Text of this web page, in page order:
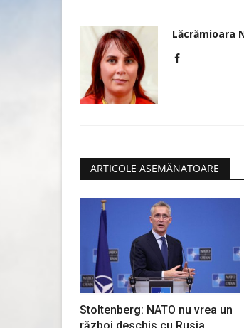
Lăcrămioara
ARTICOLE ASEMĂNATOARE
Stoltenberg: NATO nu vrea un
Actualitate
BEACH,
NIBIRU în fața a...
Lăcrămioara Neațu Iulie 9, 2026
BEACH, PLEASE! 2026 a
90.000 de oameni și a dat...